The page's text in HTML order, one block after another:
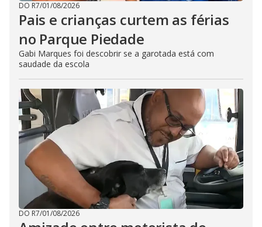
DO R7/01/08/2026
Pais e crianças curtem as férias
no Parque Piedade
Gabi Marques foi descobrir se a garotada está com
saudade da escola
DO R7/01/08/2026